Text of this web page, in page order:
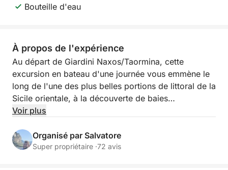
Bouteille d'eau
À propos de l'expérience
Au départ de Giardini Naxos/Taormina, cette
excursion en bateau d'une journée vous emmène le
long de l'une des plus belles portions de littoral de la
Sicile orientale, à la découverte de baies
emblématiques, de panoramas élégants et de sites
qui souhaitent passer une journée entière à profiter
de la mer, à se détendre et à admirer des paysages
Voir plus
Organisé par Salvatore
Super propriétaire ·72 avis